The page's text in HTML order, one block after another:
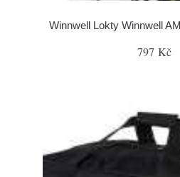
Winnwell Lokty Winnwell
797 Kč